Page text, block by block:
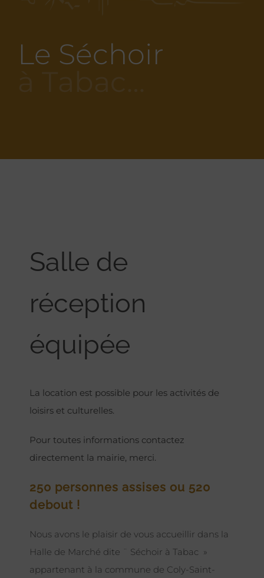
Le Séchoir
Salle de
réception
équipée
La location est possible pour les activités de
loisirs et culturelles.
Pour toutes informations contactez
directement la mairie, merci.
250 personnes assises ou 520
debout !
Nous avons le plaisir de vous accueillir dans la
Halle de Marché dite ¨ Séchoir à Tabac »
appartenant à la commune de Coly-Saint-